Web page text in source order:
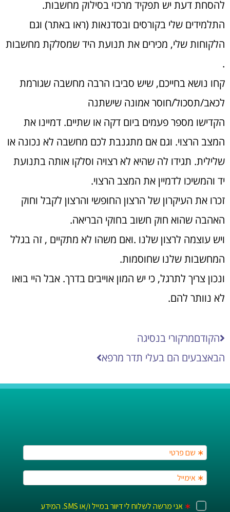
להסחת דעת יש תפקיד מרכזי בסילוק מחשבות.
התלמידים שלי בקורסים ובסדנאות (ראו באתר) וגם
הלקוחות שלי, מכירים את תנועת היד שמסלקת מחשבות
.
קחו נושא בחייכם, שיש סביבו הרבה מחשבה שגורמת
לכאב/תסכול/חוסר אמונה שישתנה
הקדישו מספר פעמים ביום דקה או שתיים. דמיינו את
המצב הרצוי. וגם אם מתגנבת לכם מחשבה לא נכונה או
שלילית. תגידו לה שהיא לא רצויה וסלקו אותה בתנועת
יד והמשיכו לדמיין את המצב הרצוי.
זכרו את העיקרון של הרצון החופשי והרצון לקבל וחוק
האהבה שהוא חוק חשוב בחוקי הבריאה.
ויש עוצמה לרצון שלנו .ואם משהו לא מתקיים , זה בגלל
המחשבות שלנו שחוסמות.
ונכון צריך לתרגל, כי יש המון אוייבים בדרך. אבל היי בואו
לא נוותר להם.
הקודםמרקורי בנסיגה
הבאצבעים הם בעלי תדר מרפא